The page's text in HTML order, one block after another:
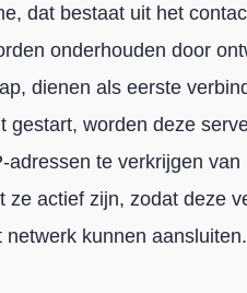
dat bestaat uit het
onderhouden door
dienen als eerste
gestart, worden deze
adressen te verkrijgen
ze actief zijn, zodat deze
netwerk kunnen